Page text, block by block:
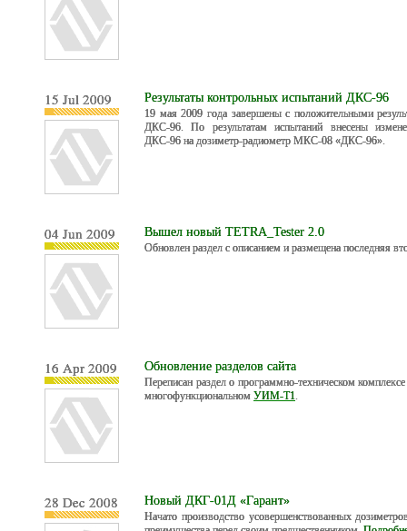
15 Jul 2009 Результаты контрольных испытаний ДКС-96
19 мая 2009 года завершены с положительными
ДКС-96. По результатам испытаний внесены
ДКС-96 на дозиметр-радиометр МКС-08 «ДКС-96».
04 Jun 2009 Вышел новый TETRA_Tester 2.0
Обновлен раздел с описанием и размещена последняя
16 Apr 2009 Обновление разделов сайта
Переписан раздел о программно-техническом
многофункциональном УИМ-Т1.
28 Dec 2008 Новый ДКГ-01Д «Гарант»
Начато производство усовершенствованных